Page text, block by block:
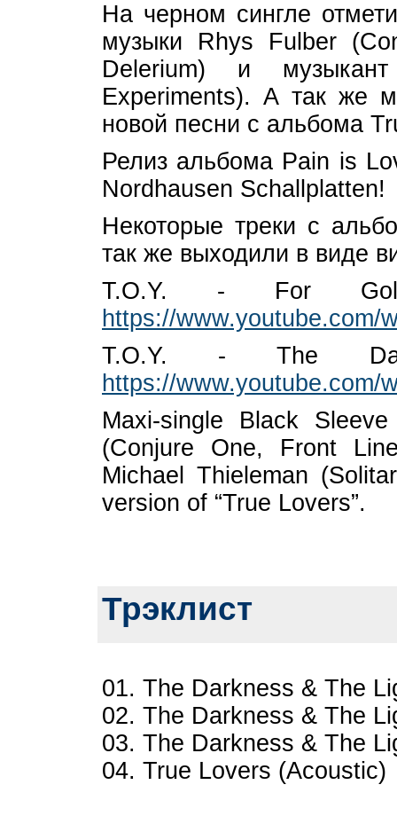
На черном сингле
музыки Rhys Fulber
Delerium) и
Experiments). А так же
новой песни с альбома
Релиз альбома Pain is
Nordhausen Schallplatten!
Некоторые треки с
так же выходили в виде
T.O.Y. - For
https://www.youtube.com/
T.O.Y. - The
https://www.youtube.com/
Maxi-single Black
(Conjure One, Front
Michael Thieleman
version of “True Lovers”.
Трэклист
01. The Darkness & The
02. The Darkness & The
03. The Darkness & The
04. True Lovers (Acoustic)